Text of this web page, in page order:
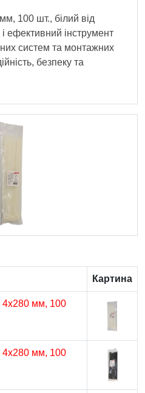
100 шт., білий від
ефективний інструмент
систем та монтажних
безпеку та
Картина
4x280 мм, 100
4x280 мм, 100